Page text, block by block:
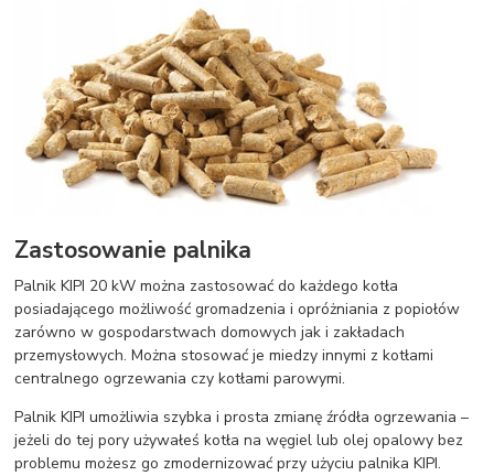
Zastosowanie palnika
Palnik KIPI 20 kW można zastosować do każdego kotła
posiadającego możliwość gromadzenia i opróżniania z popiołów
zarówno w gospodarstwach domowych jak i zakładach
przemysłowych. Można stosować je miedzy innymi z kotłami
centralnego ogrzewania czy kotłami parowymi.
Palnik KIPI umożliwia szybka i prosta zmianę źródła ogrzewania –
jeżeli do tej pory używałeś kotła na węgiel lub olej opalowy bez
problemu możesz go zmodernizować przy użyciu palnika KIPI.